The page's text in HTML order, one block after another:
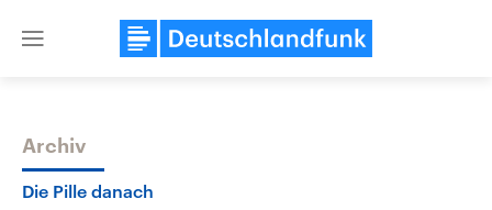
Close
Themen
Archiv
Die Pille danach